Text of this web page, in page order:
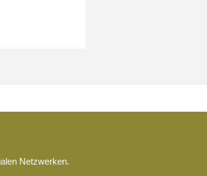
Netzwerken.